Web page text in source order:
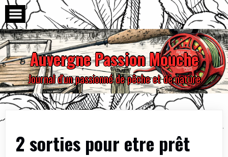
Skip
content
Auvergne Passion Mouche
Journal d'un passionné de pêche et de nature
2 sorties pour etre prêt